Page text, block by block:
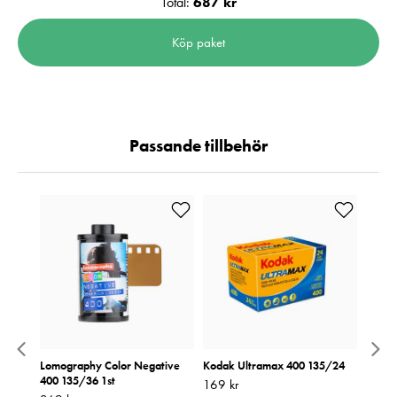
Köp paket
Passande tillbehör
Lomography Color Negative
400 135/36 1st
Kodak Ultramax 400 135/24
Pris: 169 kr
169 kr